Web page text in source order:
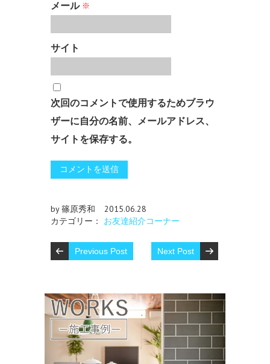
メール ※
サイト
次回のコメントで使用するためブラウ
ザーに自分の名前、メールアドレス、
サイトを保存する。
by 篠原秀和
2015.06.28
カテゴリー： お友達紹介コーナー
Previous Post Next Post